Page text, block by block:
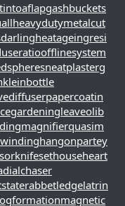
gashbuckets
heavydutymetalcut
heatageingresi
offlinesystem
neatplasterg
kleinbottle
papercoatin
gardeningleaveolib
quasim
hangonpartey
knifesethouseheart
rabbetledgelatrin
magnetic